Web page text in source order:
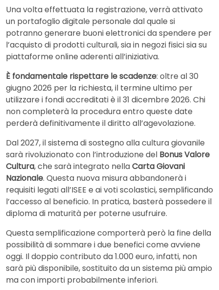
Una volta effettuata la registrazione, verrà attivato
un portafoglio digitale personale dal quale si
potranno generare buoni elettronici da spendere per
l’acquisto di prodotti culturali, sia in negozi fisici sia su
piattaforme online aderenti all’iniziativa.
È fondamentale rispettare le scadenze: oltre al 30
giugno 2026 per la richiesta, il termine ultimo per
utilizzare i fondi accreditati è il 31 dicembre 2026. Chi
non completerà la procedura entro queste date
perderà definitivamente il diritto all’agevolazione.
Dal 2027, il sistema di sostegno alla cultura giovanile
sarà rivoluzionato con l’introduzione del Bonus Valore
Cultura, che sarà integrato nellaCarta Giovani
Nazionale. Questa nuova misura abbandonerà i
requisiti legati all’ISEE e ai voti scolastici, semplificando
l’accesso al beneficio. In pratica, basterà possedere il
diploma di maturità per poterne usufruire.
Questa semplificazione comporterà però la fine della
possibilità di sommare i due benefici come avviene
oggi. Il doppio contributo da 1.000 euro, infatti, non
sarà più disponibile, sostituito da un sistema più ampio
ma con importi probabilmente inferiori.